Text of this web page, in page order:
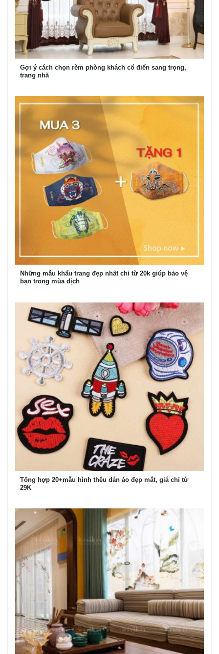
Gợi ý cách chọn rèm phòng khách cổ điển sang trọng,
trang nhã
Những mẫu khẩu trang đẹp nhất chỉ từ 20k giúp bảo vệ
bạn trong mùa dịch
Tổng hợp 20+mẫu hình thêu dán áo đẹp mắt, giá chỉ từ
29K